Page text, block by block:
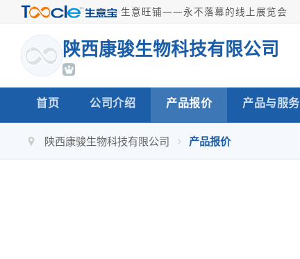
·生意旺铺——永不落幕的线上展览会
陕西康骏生物科技有限公司
首页 公司介绍 产品报价 产品与服务
陕西康骏生物科技有限公司 产品报价